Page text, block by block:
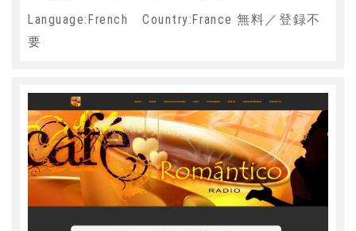
Language:French Country:France 無料／登録不
要